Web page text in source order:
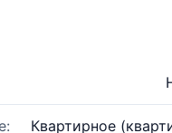
Квартирное